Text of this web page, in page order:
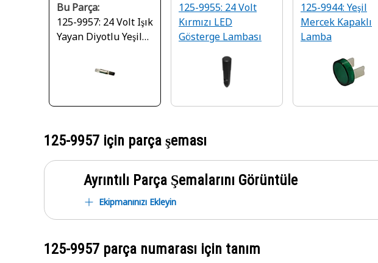
Bu Parça:
125-9957: 24 Volt Işık
Yayan Diyotlu Yeşil
125-9955: 24 Volt
Kırmızı LED
Gösterge Lambası
125-9944: Yeşil
Mercek Kapaklı
Lamba
125-9957 için parça şeması
Ayrıntılı Parça Şemalarını Görüntüle
Ekipmanınızı Ekleyin
125-9957 parça numarası için tanım